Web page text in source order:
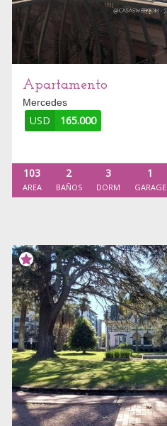
Apartamento
Mercedes
USD 165.000
103
AREA
2
BAÑOS
3
DORM
1
GARAGE